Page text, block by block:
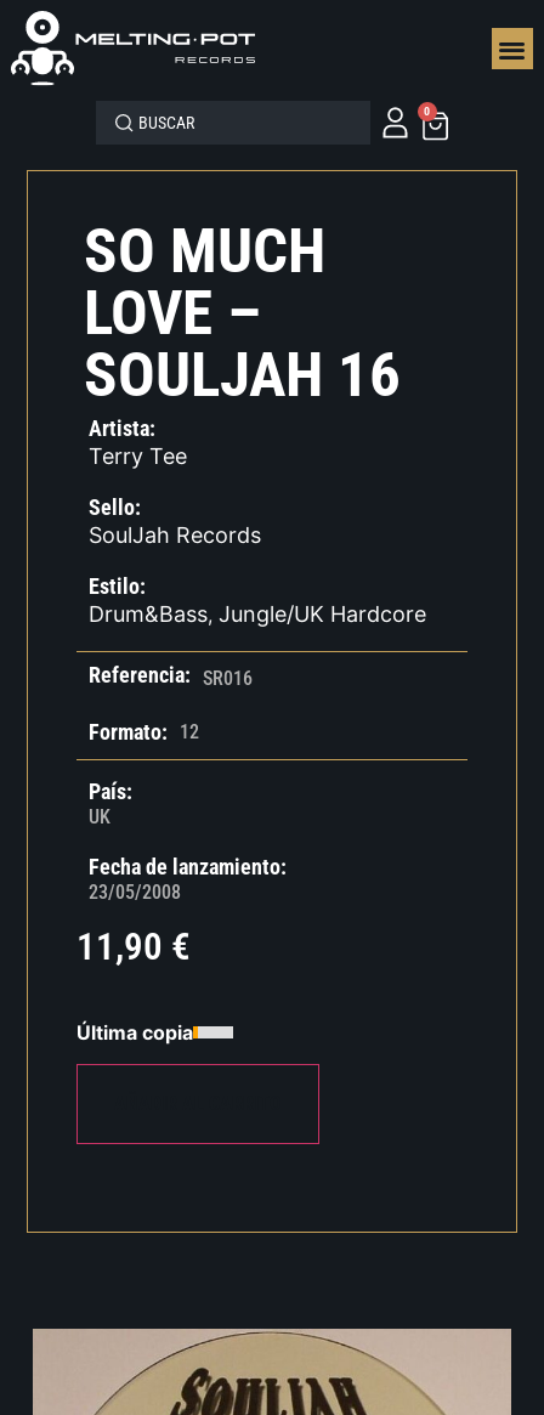
0
SO MUCH
LOVE –
SOULJAH 16
Artista:
Terry Tee
Sello:
SoulJah Records
Estilo:
Drum&Bass, Jungle/UK Hardcore
Referencia: SR016
Formato: 12
País:
UK
Fecha de lanzamiento:
23/05/2008
11,90 €
Última copia